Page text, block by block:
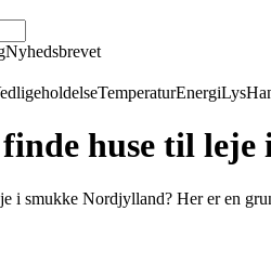
Nyhedsbrevet
TemperaturEnergiLys
huse til
i smukke Nordjylland? Her er en